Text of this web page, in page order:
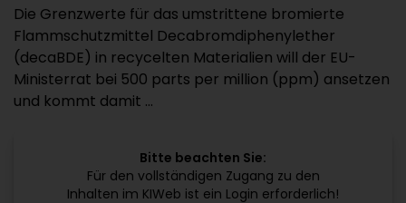
Die Grenzwerte für das umstrittene bromierte
Flammschutzmittel Decabromdiphenylether
(decaBDE) in recycelten Materialien will der EU-
Ministerrat bei 500 parts per million (ppm) ansetzen
und kommt damit ...
Bitte beachten Sie:
Für den vollständigen Zugang zu den
Inhalten im KIWeb ist ein Login erforderlich!